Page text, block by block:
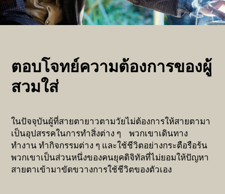
ตอบโจทย์ความต้องการของผู้
สวมใส่
ในปัจจุบันผู้ที่สายตายาวตามวัยไม่ต้องการให้สายตามา
เป็นอุปสรรคในการทำสิ่งต่าง ๆ พวกเขาเดินทาง
ทำงาน ทำกิจกรรมต่าง ๆ และใช้ชีวิตอย่างกระตือรือร้น
พวกเขาเป็นส่วนหนึ่งของคนยุคดิจิทัลที่ไม่ยอมให้ปัญหา
สายตาเข้ามาขัดขวางการใช้ชีวิตของตัวเอง